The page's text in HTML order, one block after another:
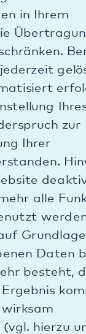
zur
zur
zu stellen.
bei
unter
Person hat
der sie
für einen
Ausführung
Script-Codes
Durch
von
Script